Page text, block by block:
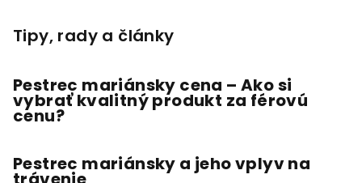
Tipy, rady a články
Pestrec mariánsky cena – Ako si
vybrať kvalitný produkt za férovú
cenu?
Pestrec mariánsky a jeho vplyv na